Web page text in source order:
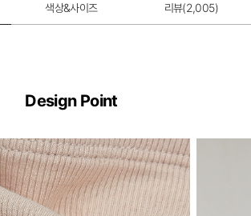
색상&사이즈 리뷰(2,005)
Design Point